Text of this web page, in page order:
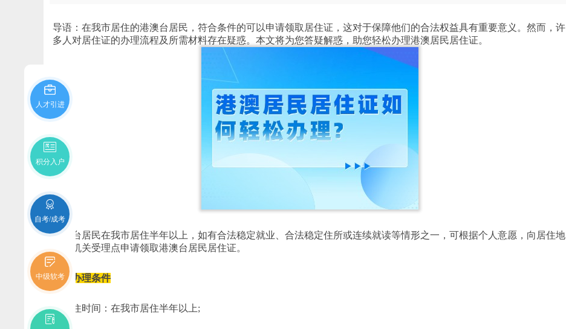
导语：在我市居住的港澳台居民，符合条件的可以申请领取居住证，这对于保障他们的合法权益具有重要意义。然而，许
多人对居住证的办理流程及所需材料存在疑惑。本文将为您答疑解惑，助您轻松办理港澳居民居住证。
港澳台居民在我市居住半年以上，如有合法稳定就业、合法稳定住所或连续就读等情形之一，可根据个人意愿，向居住地
公安机关受理点申请领取港澳台居民居住证。
一、办理条件
1. 居住时间：在我市居住半年以上;
人才引进
积分入户
自考/成考
中级软考